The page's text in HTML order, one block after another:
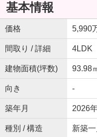
基本情報
価格 5,990
間取り / 詳細 4LDK
建物面積(坪数) 93.98
向き -
築年月 2026
種別 / 構造 新築